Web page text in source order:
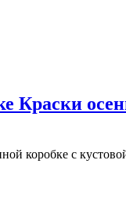
коробке с